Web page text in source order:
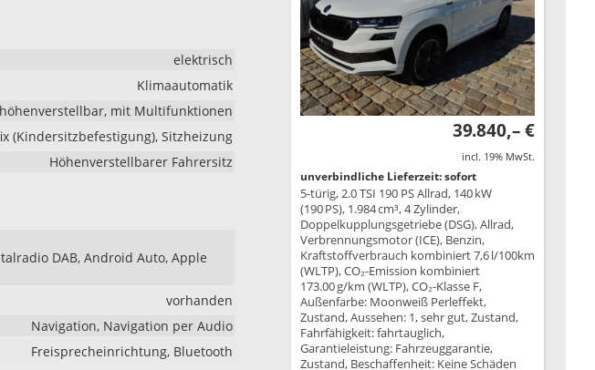
elektrisch
Klimaautomatik
mit Multifunktionen
(Kindersitzbefestigung), Sitzheizung
Höhenverstellbarer Fahrersitz
DAB, Android Auto, Apple
vorhanden
Navigation, Navigation per Audio
Freisprecheinrichtung, Bluetooth
39.840,– €
incl. 19% MwSt.
unverbindliche Lieferzeit: sofort
5-türig, 2.0 TSI 190 PS Allrad, 140 kW
(190 PS), 1.984 cm³, 4 Zylinder,
Doppelkupplungsgetriebe (DSG), Allrad,
Verbrennungsmotor (ICE), Benzin,
Kraftstoffverbrauch kombiniert 7,6 l/100km
(WLTP), CO₂-Emission kombiniert
173.00 g/km (WLTP), CO₂-Klasse F,
Außenfarbe: Moonweiß Perleffekt,
Zustand, Aussehen: 1, sehr gut, Zustand,
Fahrfähigkeit: fahrtauglich,
Garantieleistung: Fahrzeuggarantie,
Zustand, Beschaffenheit: Keine Schäden